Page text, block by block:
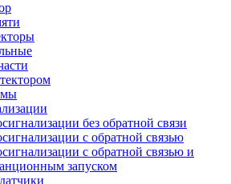
без обратной связи
с обратной связью
с обратной связью и
запуском